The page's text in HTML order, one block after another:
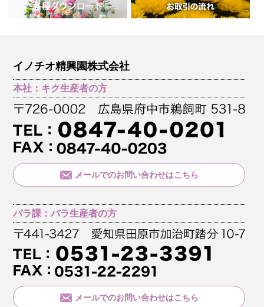
イノチオ精興園株式会社
本社：キク生産者の方
メールでのお問い合わせはこちら
バラ課：バラ生産者の方
メールでのお問い合わせはこちら